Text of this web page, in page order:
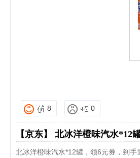
8 0
【京东】 北冰洋橙味汽水*12
北冰洋橙味汽水*12罐，领6元券，到手